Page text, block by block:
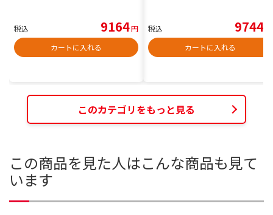
税込 9164円
カートに入れる
税込 9744
カートに入れる
このカテゴリをもっと見る
この商品を見た人はこんな商品も見て
います